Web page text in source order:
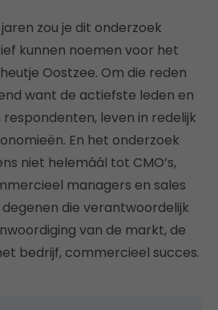
zou je dit onderzoek
kunnen noemen voor het
Oostzee. Om die reden
want de actiefste leden en
leven in redelijk
En het onderzoek
niet helemáál tot CMO’s,
managers en sales
die verantwoordelijk
van de markt, de
bedrijf, commercieel succes.